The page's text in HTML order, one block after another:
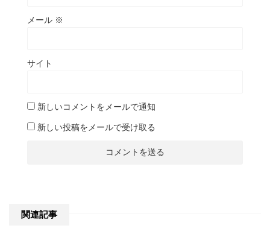
メール ※
サイト
新しいコメントをメールで通知
新しい投稿をメールで受け取る
関連記事